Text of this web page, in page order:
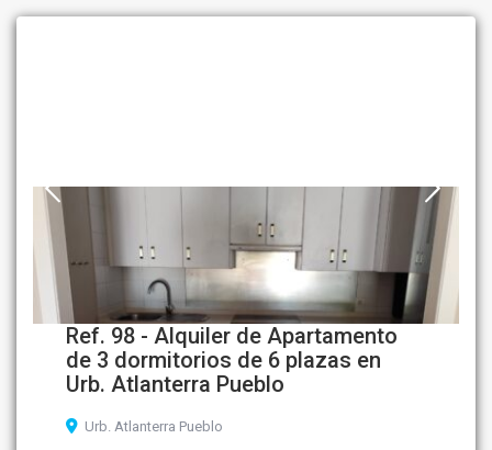
Ref. 98 - Alquiler de Apartamento
de 3 dormitorios de 6 plazas en
Urb. Atlanterra Pueblo
Urb. Atlanterra Pueblo